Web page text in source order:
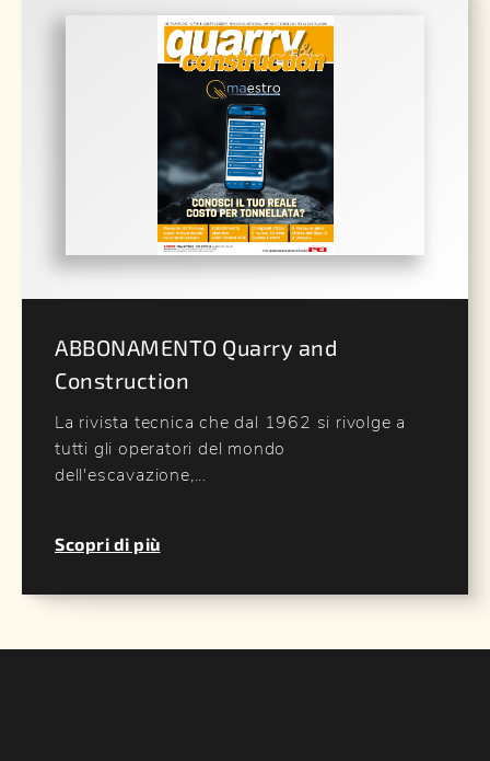
ABBONAMENTO Quarry and
Construction
La rivista tecnica che dal 1962 si rivolge a
tutti gli operatori del mondo
dell'escavazione,...
Scopri di più